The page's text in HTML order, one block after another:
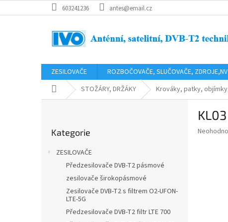
na
603241236 antes@email.cz
ZESILOVAČE ROZBOČOVAČE, SLUČOVAČE, ZDROJE,NV
Domů STOŽÁRY, DRŽÁKY Krováky, patky,
kategorie
Kategorie
ZESILOVAČE
Předzesilovače DVB-T2 pásmové
zesilovače širokopásmové
Zesilovače DVB-T2 s filtrem O2-UFON-
LTE-5G
Předzesilovače DVB-T2 filtr LTE 700
Průměrné